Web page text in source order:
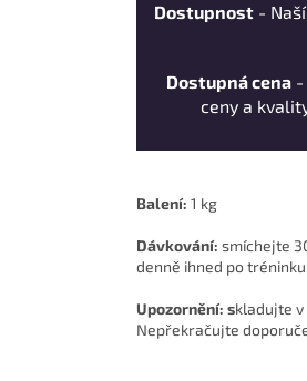
Dostupnost -
Dostupná cena-
ceny a
Balení: 1 kg
Dávkování: smíchejte
denně ihned po
Upozornění: skladujte v
Nepřekračujte